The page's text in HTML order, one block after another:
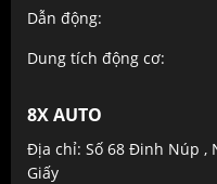
Dẫn động:
Dung tích động cơ:
8X AUTO
Địa chỉ: Số 68 Đinh Núp ,
Giấy